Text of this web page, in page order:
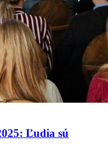
Ľudia sú